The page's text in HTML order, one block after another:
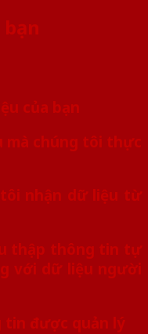
của bạn
mà chúng tôi thực
nhận dữ liệu từ
thập thông tin tự
với dữ liệu người
tin được quản lý